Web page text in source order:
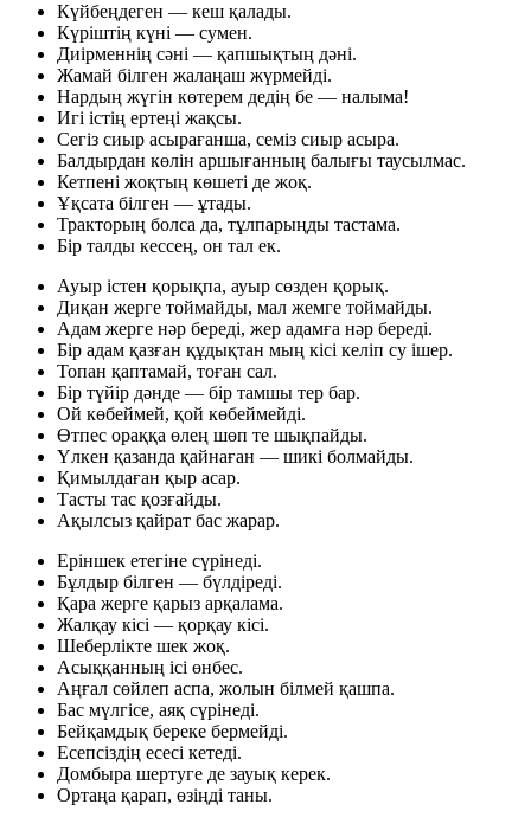
Күйбеңдеген — кеш қалады.
Күріштің күні — сумен.
Диірменнің сәні — қапшықтың дәні.
Жамай білген жалаңаш жүрмейді.
Нардың жүгін көтерем дедің бе — налыма!
Игі істің ертеңі жақсы.
Сегіз сиыр асырағанша, семіз сиыр асыра.
Балдырдан көлін аршығанның балығы таусылмас.
Кетпені жоқтың көшеті де жоқ.
Ұқсата білген — ұтады.
Тракторың болса да, тұлпарыңды тастама.
Бір талды кессең, он тал ек.
Ауыр істен қорықпа, ауыр сөзден қорық.
Диқан жерге тоймайды, мал жемге тоймайды.
Адам жерге нәр береді, жер адамға нәр береді.
Бір адам қазған құдықтан мың кісі келіп су ішер.
Топан қаптамай, тоған сал.
Бір түйір дәнде — бір тамшы тер бар.
Ой көбеймей, қой көбеймейді.
Өтпес ораққа өлең шөп те шықпайды.
Үлкен қазанда қайнаған — шикі болмайды.
Қимылдаған қыр асар.
Тасты тас қозғайды.
Ақылсыз қайрат бас жарар.
Еріншек етегіне сүрінеді.
Бұлдыр білген — бүлдіреді.
Қара жерге қарыз арқалама.
Жалқау кісі — қорқау кісі.
Шеберлікте шек жоқ.
Асыққанның ісі өнбес.
Аңғал сөйлеп аспа, жолын білмей қашпа.
Бас мүлгісе, аяқ сүрінеді.
Бейқамдық береке бермейді.
Есепсіздің есесі кетеді.
Домбыра шертуге де зауық керек.
Ортаңа қарап, өзіңді таны.